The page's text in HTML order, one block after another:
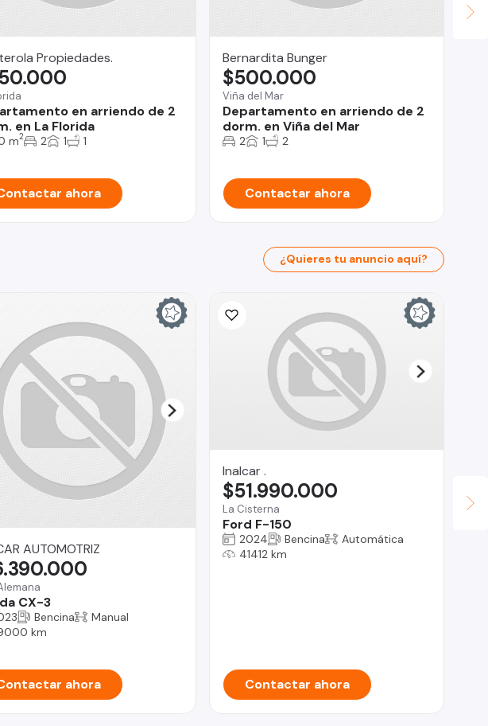
Propiedades.
en arriendo de 2
en La Florida
m2 2 1 1
ahora
Bernardita Bunger
Viña del Mar
Departamento en arriendo de 2
dorm. en Viña del Mar
$500.000
2 1 2
Contactar ahora
¿Quieres tu anuncio aquí?
AUTOMOTRIZ
CX-3
Bencina
Manual
km
ahora
Inalcar .
La Cisterna
Ford F-150
$51.990.000
2024 Bencina
Automática
41412 km
Contactar ahora